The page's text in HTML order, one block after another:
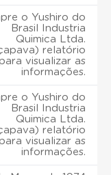
o Yushiro do
Brasil Industria
Quimica Ltda.
relatório
visualizar as
informações.
o Yushiro do
Brasil Industria
Quimica Ltda.
relatório
visualizar as
informações.